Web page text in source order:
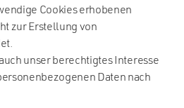
Cookies erhobenen
zur Erstellung von
unser berechtigtes Interesse
Daten nach